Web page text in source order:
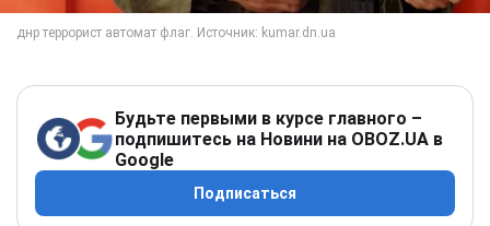
Будьте первыми в курсе главного –
подпишитесь на Новини на OBOZ.UA в
Google
Подписаться